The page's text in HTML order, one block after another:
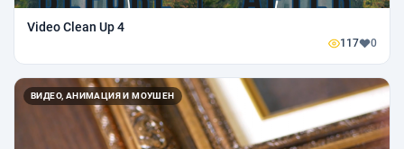
Video Clean Up 4
117 0
ВИДЕО, АНИМАЦИЯ И МОУШЕН